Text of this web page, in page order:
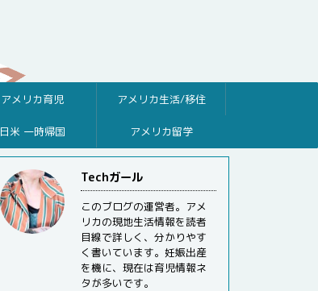
アメリカ育児 アメリカ生活/移住
日米 一時帰国 アメリカ留学
Techガール
このブログの運営者。アメ
リカの現地生活情報を読者
目線で詳しく、分かりやす
く書いています。妊娠出産
を機に、現在は育児情報ネ
タが多いです。